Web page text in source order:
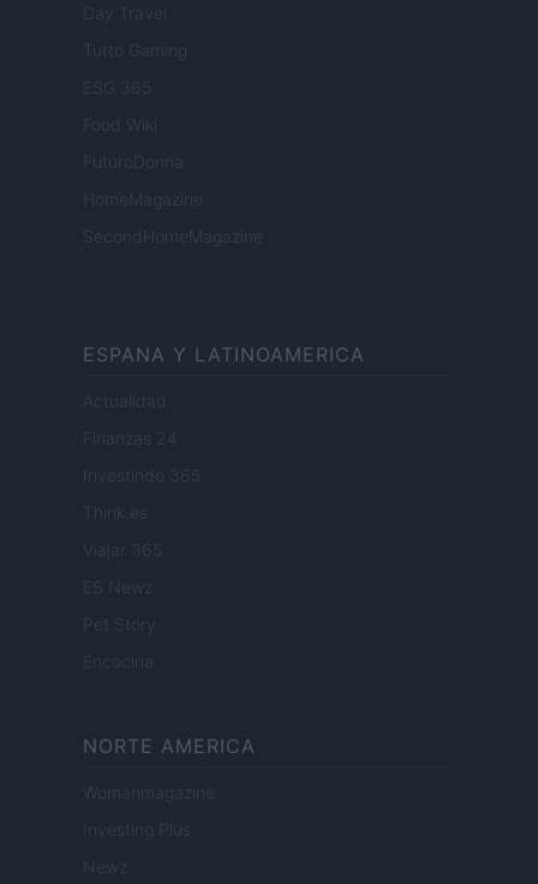
Day Travel
Tutto Gaming
ESG 365
Food Wiki
FuturoDonna
HomeMagazine
SecondHomeMagazine
ESPANA Y LATINOAMERICA
Actualidad
Finanzas 24
Investindo 365
Think.es
Viajar 365
ES Newz
Encocina
NORTE AMERICA
Womanmagazine
Investing Plus
Newz